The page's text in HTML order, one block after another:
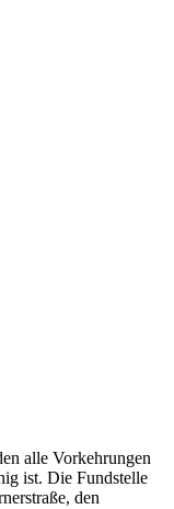
alle Vorkehrungen
ist. Die Fundstelle
den